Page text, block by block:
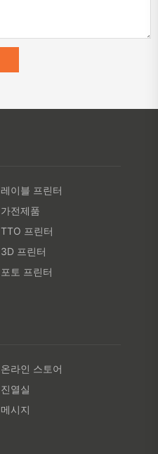
레이블 프린터
가전제품
TTO 프린터
3D 프린터
포토 프린터
온라인 스토어
진열실
메시지